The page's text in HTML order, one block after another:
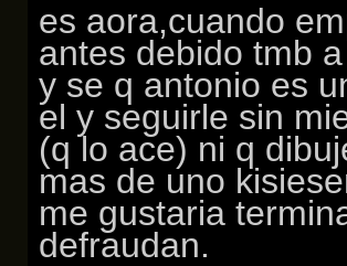
es aora,cuando
antes debido tmb
y se q antonio es
el y seguirle sin
(q lo ace) ni q
mas de uno
me gustaria
defraudan.